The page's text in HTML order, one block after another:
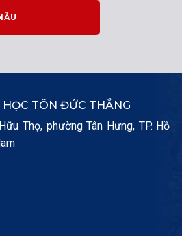
TÔN ĐỨC THẮNG
Thọ, phường Tân Hưng, TP. Hồ